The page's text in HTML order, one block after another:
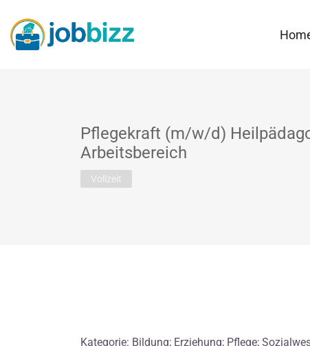
Pflegekraft (m/w/d)
Arbeitsbereich
Vollzeit
Kategorie: Bildung; Erziehung; Pflege;